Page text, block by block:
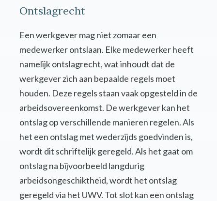
Ontslagrecht
Een werkgever mag niet zomaar een
medewerker ontslaan. Elke medewerker heeft
namelijk ontslagrecht, wat inhoudt dat de
werkgever zich aan bepaalde regels moet
houden. Deze regels staan vaak opgesteld in de
arbeidsovereenkomst. De werkgever kan het
ontslag op verschillende manieren regelen. Als
het een ontslag met wederzijds goedvinden is,
wordt dit schriftelijk geregeld. Als het gaat om
ontslag na bijvoorbeeld langdurig
arbeidsongeschiktheid, wordt het ontslag
geregeld via het UWV. Tot slot kan een ontslag